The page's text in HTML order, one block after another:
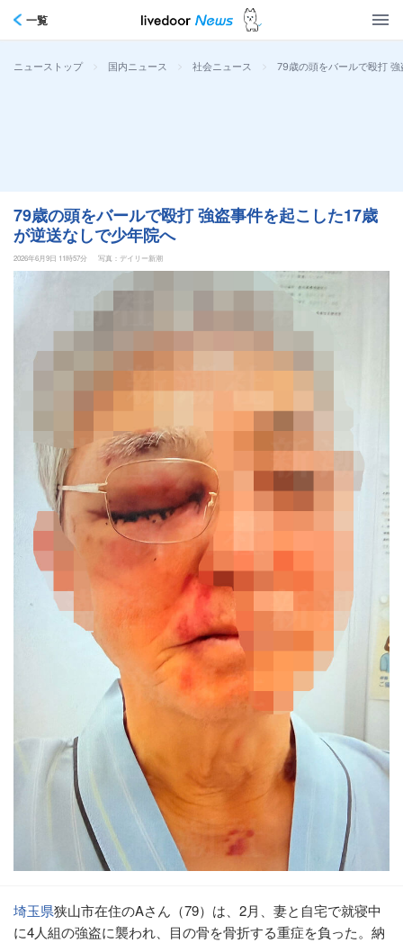
一覧
ニューストップ > 国内ニュース > 社会ニュース > 79歳の頭をバールで殴打
79歳の頭をバールで殴打 強盗事件を起こした17歳
が逆送なしで少年院へ
2026年6月9日 11時57分 写真：デイリー新潮
埼玉県狭山市在住のAさん（79）は、2月、妻と自宅で就寝中
に4人組の強盗に襲われ、目の骨を骨折する重症を負った。納